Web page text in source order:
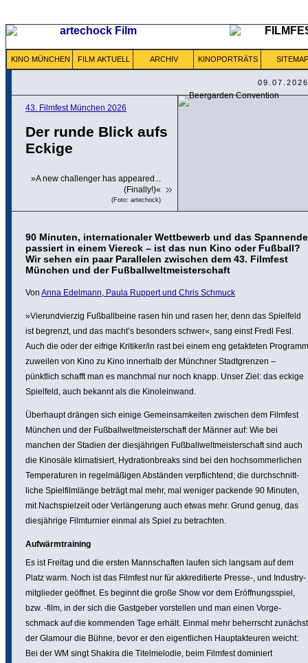
KINO MÜNCHEN FILM AKTUELL ARCHIV KINOPORTRÄTS SITEMAP
09.07.2026
43. Filmfest München 2026
Der runde Blick aufs
Eckige
»A new challenger has appeared...
(Finally!)«
(Foto: artechock)
90 Minuten, internationaler Wettbewerb und das Spannende
passiert in einem Viereck – ist das nun Kino oder Fußball?
Wir sehen ein paar Parallelen zwischen dem 43. Filmfest
München und der Fußballweltmeisterschaft
Von Anna Edelmann, Paula Ruppert und Chris Schmuck
»Vier­und­vierzig Fußball­beine rasen hin und rasen her, denn das Spielfeld
ist begrenzt, und das macht’s besonders schwer«, sang einst Fredl Fesl.
Auch die oder der eifrige Kritiker/in rast bei einem eng getak­teten Programm
zuweilen von Kino zu Kino innerhalb der Münchner Stadt­grenzen –
pünktlich schafft man es manchmal nur noch knapp. Unser Ziel: das eckige
Spielfeld, auch bekannt als die Kino­lein­wand.
Überhaupt drängen sich einige Gemein­sam­keiten zwischen dem Filmfest
München und der Fußball­welt­meis­ter­schaft der Männer auf: Wie bei
manchen der Stadien der dies­jäh­rigen Fußball­welt­meis­ter­schaft sind auch
die Kinosäle klima­ti­siert, Hydra­ti­onbreaks sind bei den hoch­som­mer­li­chen
Tempe­ra­turen in regel­mäßigen Abständen verpflich­tend; die durch­schnitt­
liche Spiel­film­länge beträgt mal mehr, mal weniger packende 90 Minuten,
mit Nach­spiel­zeit oder Verlän­ge­rung auch etwas mehr. Grund genug, das
dies­jäh­rige Film­tur­nier einmal als Spiel zu betrachten.
Aufwärm­trai­ning
Es ist Freitag und die ersten Mann­schaften laufen sich langsam auf dem
Platz warm. Noch ist das Filmfest nur für akkre­di­tierte Presse-, und Indus­try­
mit­glieder geöffnet. Es beginnt die große Show vor dem Eröff­nungs­spiel,
bzw. -film, in der sich die Gastgeber vorstellen und man einen Vorge­
schmack auf die kommenden Tage erhält. Einmal mehr beherrscht zunächst
der Glamour die Bühne, bevor er den eigent­li­chen Haupt­ak­teuren weicht:
Bei der WM singt Shakira die Titel­me­lodie, beim Filmfest dominiert